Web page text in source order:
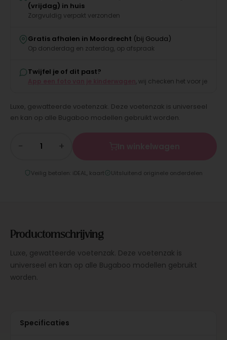
(vrijdag) in huis
Zorgvuldig verpakt verzonden
Gratis afhalen in Moordrecht (bij Gouda)
Op donderdag en zaterdag, op afspraak
Twijfel je of dit past?
, wij checken het voor je
Luxe, gewatteerde voetenzak. Deze voetenzak is universeel
en kan op alle Bugaboo modellen gebruikt worden.
− +
Veilig betalen: iDEAL, kaart Uitsluitend originele onderdelen
Productomschrijving
Luxe, gewatteerde voetenzak. Deze voetenzak is
universeel en kan op alle Bugaboo modellen gebruikt
worden.
Specificaties